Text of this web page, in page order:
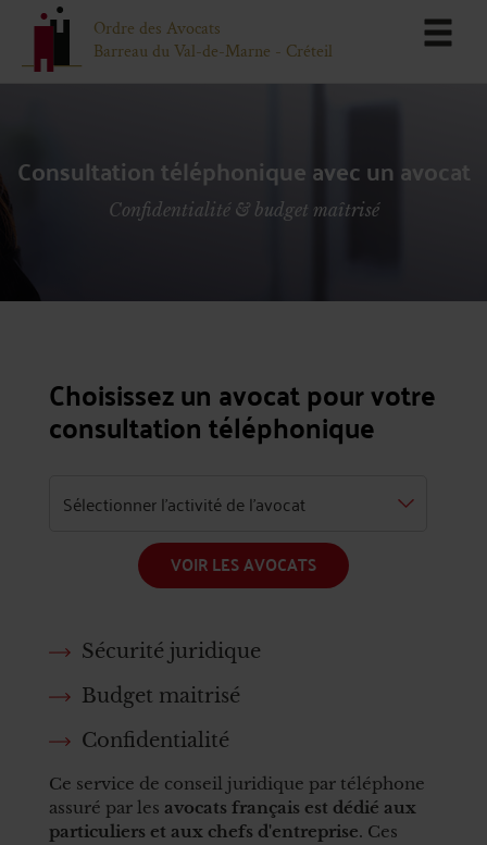
Ordre des Avocats
Barreau du Val-de-Marne - Créteil
Consultation téléphonique avec un avocat
Confidentialité & budget maîtrisé
Choisissez un avocat pour votre
consultation téléphonique
VOIR LES AVOCATS
Sécurité juridique
Budget maitrisé
Confidentialité
Ce service de conseil juridique par téléphone
assuré par les avocats français est dédié aux
particuliers et aux chefs d'entreprise. Ces